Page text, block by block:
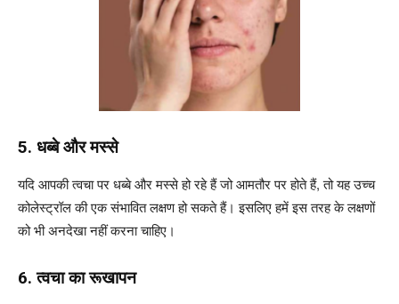
5. धब्बे और मस्से
यदि आपकी त्वचा पर धब्बे और मस्से हो रहे हैं जो आमतौर पर होते हैं, तो यह उच्च
कोलेस्ट्रॉल की एक संभावित लक्षण हो सकते हैं। इसलिए हमें इस तरह के लक्षणों
को भी अनदेखा नहीं करना चाहिए।
6. त्वचा का रूखापन